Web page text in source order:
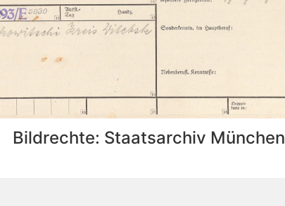
Bildrechte: Staatsarchiv München